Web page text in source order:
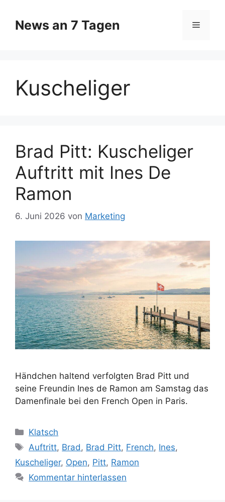
Inhalt
springen
News an 7 Tagen Menü
Kuscheliger
Brad Pitt: Kuscheliger
Auftritt mit Ines De
Ramon
6. Juni 2026 von Marketing
Händchen haltend verfolgten Brad Pitt und
seine Freundin Ines de Ramon am Samstag das
Damenfinale bei den French Open in Paris.
Kategorien
Klatsch
Schlagwörter
Auftritt, Brad, Brad Pitt, French, Ines,
Kuscheliger, Open, Pitt, Ramon
Kommentar hinterlassen